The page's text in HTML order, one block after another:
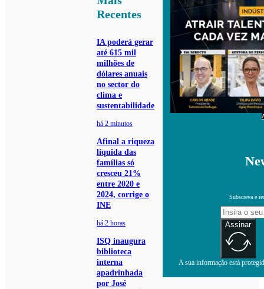
Recentes
IA poderá gerar
até 615 mil
milhões de
dólares anuais
no sector do
clima e
sustentabilidade
há 2 minutos
Afinal a riqueza
líquida das
famílias só
cresceu 21%
entre 2020 e
2024, corrige o
INE
há 2 horas
ISQ inaugura
biblioteca
interna
apadrinhada
por José
Subscreva e
Assinar
A sua informação está